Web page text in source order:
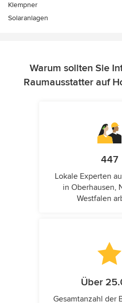
Klempner
Solaranlagen
Warum sollten Sie
Raumausstatter auf
447
Lokale Experten
in Oberhausen,
Westfalen
Über
Gesamtanzahl der